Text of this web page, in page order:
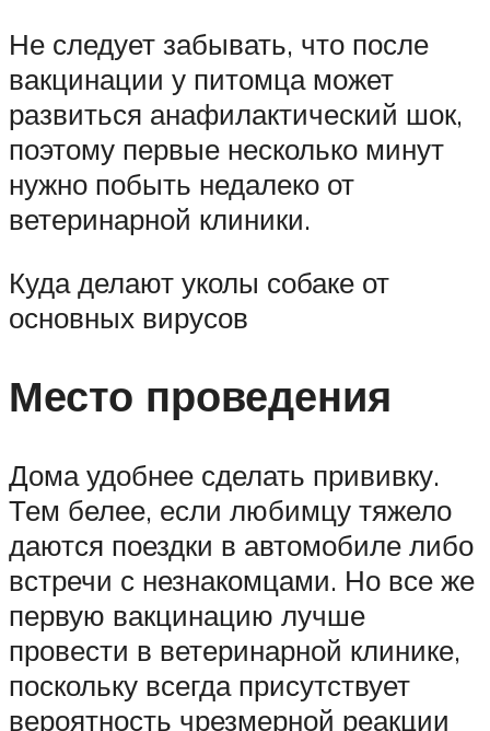
Не следует забывать, что после
вакцинации у питомца может
развиться анафилактический шок,
поэтому первые несколько минут
нужно побыть недалеко от
ветеринарной клиники.
Куда делают уколы собаке от
основных вирусов
Место проведения
Дома удобнее сделать прививку.
Тем белее, если любимцу тяжело
даются поездки в автомобиле либо
встречи с незнакомцами. Но все же
первую вакцинацию лучше
провести в ветеринарной клинике,
поскольку всегда присутствует
вероятность чрезмерной реакции